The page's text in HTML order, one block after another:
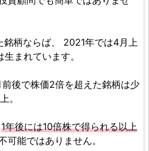
銘柄ならば、 2021年では4月上
生まれています。
後で株価2倍を超えた銘柄は少
。
1年後には10倍株で得られる以上
可能ではありません。